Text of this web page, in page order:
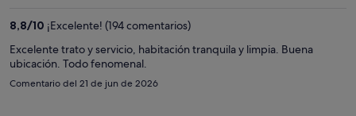
por
8,8/10 ¡Excelente! (194 comentarios)
Excelente trato y servicio, habitación tranquila y limpia. Buena
ubicación. Todo fenomenal.
Comentario del 21 de jun de 2026